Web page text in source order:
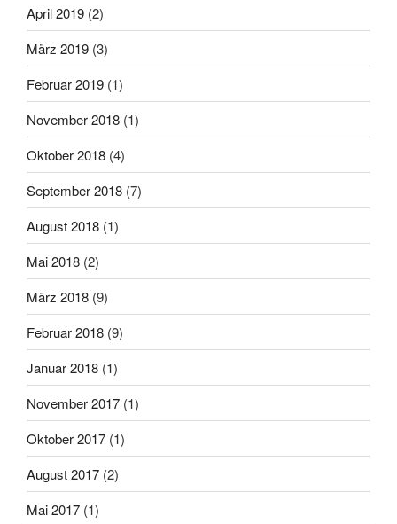
April 2019 (2)
März 2019 (3)
Februar 2019 (1)
November 2018 (1)
Oktober 2018 (4)
September 2018 (7)
August 2018 (1)
Mai 2018 (2)
März 2018 (9)
Februar 2018 (9)
Januar 2018 (1)
November 2017 (1)
Oktober 2017 (1)
August 2017 (2)
Mai 2017 (1)